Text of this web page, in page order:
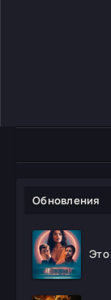
Обновления